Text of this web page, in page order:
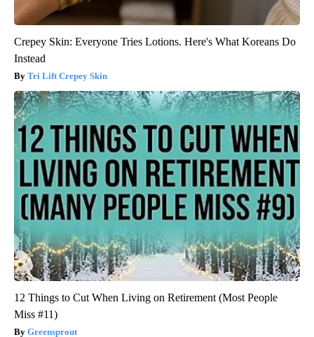
Crepey Skin: Everyone Tries Lotions. Here's What Koreans Do
Instead
Tri Lift Crepey Skin
12 Things to Cut When Living on Retirement (Most People
Miss #11)
Greensprout